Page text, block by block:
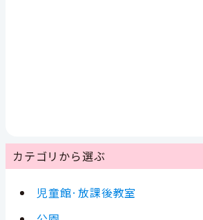
カテゴリから選ぶ
児童館·放課後教室